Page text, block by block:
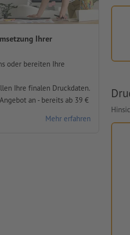
Ihrer
oder bereiten Ihre
Ihre finalen Druckdaten.
an - bereits ab 39 €
Mehr erfahren